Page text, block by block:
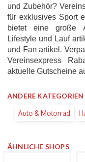
und Zubehör?
für exklusives Sport
bietet eine große
Lifestyle und Lauf
und Fan artikel.
Vereinsexpress
aktuelle Gutscheine
ANDERE
Auto & Motorrad
ÄHNLICHE SHOPS